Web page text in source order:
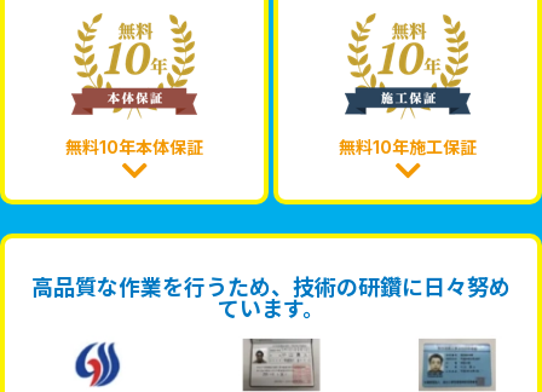
無料10年本体保証 無料10年施工保証
高品質な作業を行うため、技術の研鑽に日々努め
ています。